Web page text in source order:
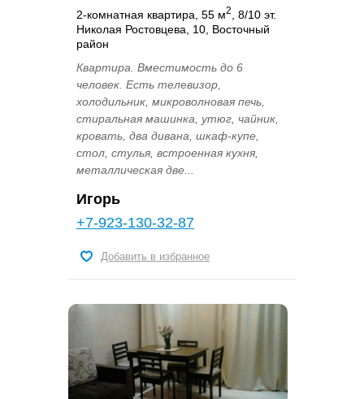
2-комнатная квартира, 55 м2
, 8/10 эт.
Николая Ростовцева, 10, Восточный
район
Квартира. Вместимость до 6
человек. Есть телевизор,
холодильник, микроволновая печь,
стиральная машинка, утюг, чайник,
кровать, два дивана, шкаф-купе,
стол, стулья, встроенная кухня,
металлическая две...
Игорь
+7-923-130-32-87
Добавить в избранное